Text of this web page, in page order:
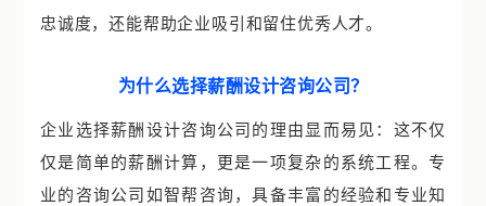
忠诚度，还能帮助企业吸引和留住优秀人才。
为什么选择薪酬设计咨询公司？
企业选择薪酬设计咨询公司的理由显而易见：这不仅
仅是简单的薪酬计算，更是一项复杂的系统工程。专
业的咨询公司如智帮咨询，具备丰富的经验和专业知